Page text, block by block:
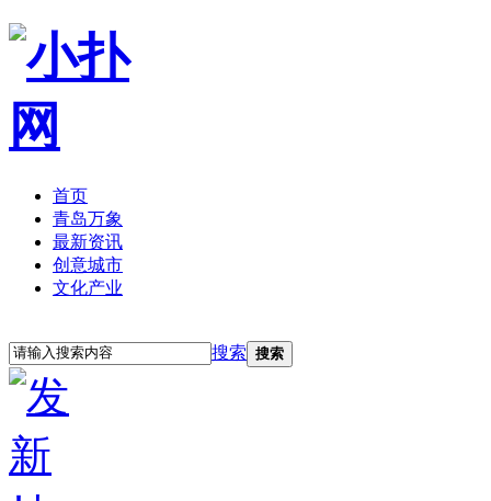
首页
青岛万象
最新资讯
创意城市
文化产业
搜索 搜索